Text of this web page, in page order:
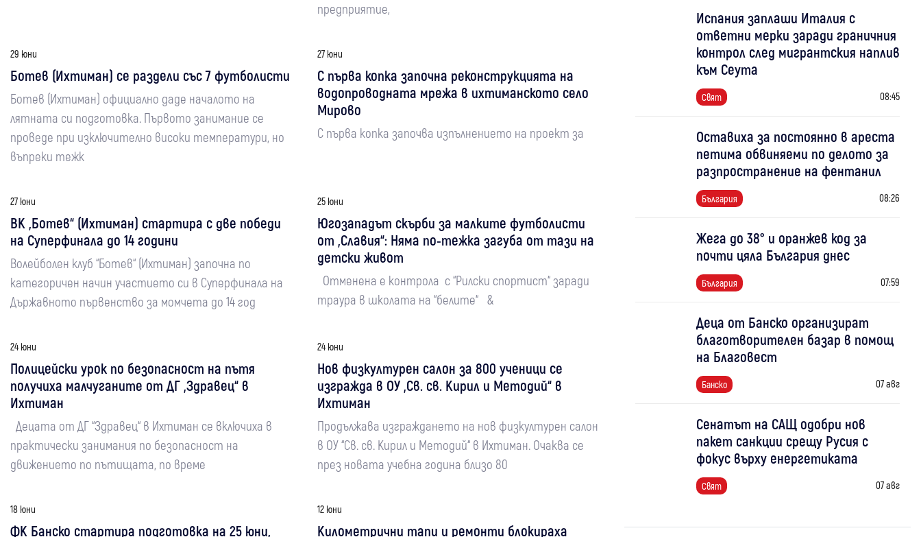
предприятие,
29 юни
Ботев (Ихтиман) се раздели със 7 футболисти
Ботев (Ихтиман) официално даде началото на
лятната си подготовка. Първото занимание се
проведе при изключително високи температури, но
въпреки тежк
27 юни
С първа копка започна реконструкцията на
водопроводната мрежа в ихтиманското село
Мирово
С първа копка започва изпълнението на проект за
27 юни
ВК „Ботев“ (Ихтиман) стартира с две победи
на Суперфинала до 14 години
Волейболен клуб “Ботев“ (Ихтиман) започна по
категоричен начин участието си в Суперфинала на
Държавното първенство за момчета до 14 год
25 юни
Югозападът скърби за малките футболисти
от „Славия“: Няма по-тежка загуба от тази на
детски живот
Отменена е контрола с “Рилски спортист“ заради
траура в школата на “белите“ &
24 юни
Полицейски урок по безопасност на пътя
получиха малчуганите от ДГ „Здравец“ в
Ихтиман
Децата от ДГ “Здравец“ в Ихтиман се включиха в
практически занимания по безопасност на
движението по пътищата, по време
24 юни
Нов физкултурен салон за 800 ученици се
изгражда в ОУ „Св. св. Кирил и Методий“ в
Ихтиман
Продължава изграждането на нов физкултурен салон
в ОУ “Св. св. Кирил и Методий“ в Ихтиман. Очаква се
през новата учебна година близо 80
18 юни
ФК Банско стартира подготовка на 25 юни,
12 юни
Километрични тапи и ремонти блокираха
Испания заплаши Италия с
ответни мерки заради граничния
контрол след мигрантския наплив
към Сеута
Свят 08:45
Оставиха за постоянно в ареста
петима обвиняеми по делото за
разпространение на фентанил
България 08:26
Жега до 38° и оранжев код за
почти цяла България днес
България 07:59
Деца от Банско организират
благотворителен базар в помощ
на Благовест
Банско 07 авг
Сенатът на САЩ одобри нов
пакет санкции срещу Русия с
фокус върху енергетиката
Свят 07 авг